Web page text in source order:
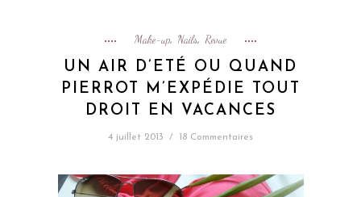
Make-up, Nails, Revue
UN AIR D’ETÉ OU QUAND
PIERROT M’EXPÉDIE TOUT
DROIT EN VACANCES
4 juillet 2013 / 18 Commentaires